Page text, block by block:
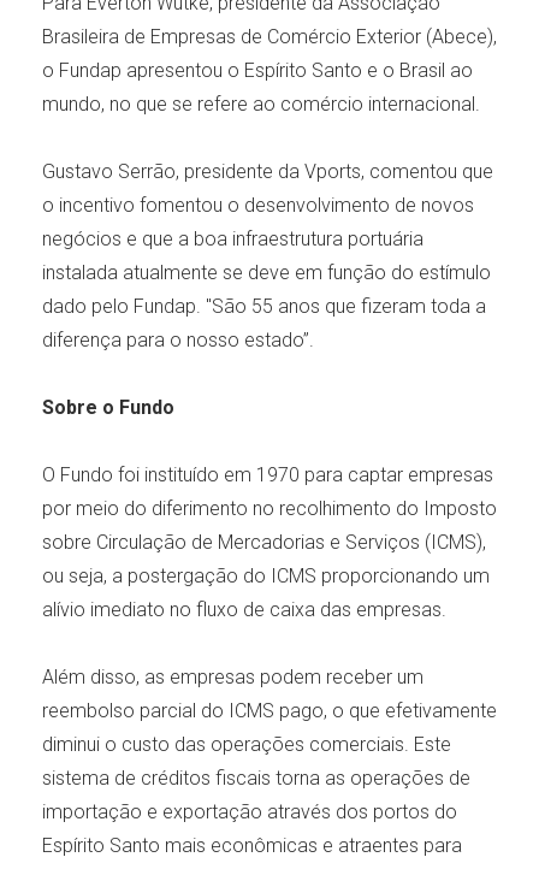
Brasileira de Empresas de Comércio Exterior (Abece),
o Fundap apresentou o Espírito Santo e o Brasil ao
mundo, no que se refere ao comércio internacional.
Gustavo Serrão, presidente da Vports, comentou que
o incentivo fomentou o desenvolvimento de novos
negócios e que a boa infraestrutura portuária
instalada atualmente se deve em função do estímulo
dado pelo Fundap. "São 55 anos que fizeram toda a
diferença para o nosso estado”.
Sobre o Fundo
O Fundo foi instituído em 1970 para captar empresas
por meio do diferimento no recolhimento do Imposto
sobre Circulação de Mercadorias e Serviços (ICMS),
ou seja, a postergação do ICMS proporcionando um
alívio imediato no fluxo de caixa das empresas.
Além disso, as empresas podem receber um
reembolso parcial do ICMS pago, o que efetivamente
diminui o custo das operações comerciais. Este
sistema de créditos fiscais torna as operações de
importação e exportação através dos portos do
Espírito Santo mais econômicas e atraentes para